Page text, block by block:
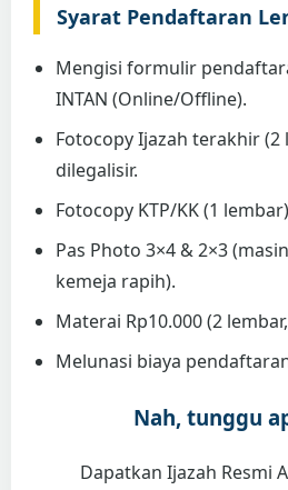
Syarat Pendaftaran
Mengisi formulir
INTAN (Online/Offline).
Fotocopy Ijazah terakhir (2
dilegalisir.
Fotocopy KTP/KK (1
Pas Photo 3×4 & 2×3
kemeja rapih).
Materai Rp10.000 (2
Melunasi biaya
Nah, tunggu
Dapatkan Ijazah Resmi